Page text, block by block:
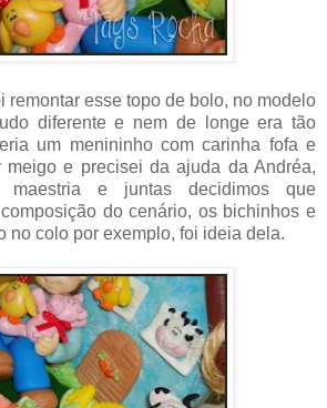
remontar esse topo de bolo, no modelo
diferente e nem de longe era tão
um menininho com carinha fofa e
meigo e precisei da ajuda da Andréa,
maestria e juntas decidimos que
do cenário, os bichinhos e
no colo por exemplo, foi ideia dela.